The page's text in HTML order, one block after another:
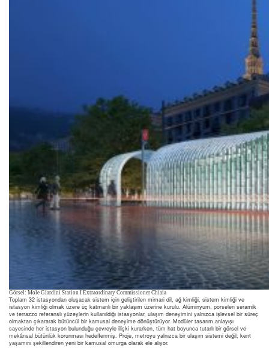
Görsel: Mole Giardini Station I Extraordinary Commissioner Chiaia
Toplam 32 istasyondan oluşacak sistem için geliştirilen mimari dil, ağ kimliği, sistem kimliği ve
istasyon kimliği olmak üzere üç katmanlı bir yaklaşım üzerine kurulu. Alüminyum, porselen seramik
ve terrazzo referanslı yüzeylerin kullanıldığı istasyonlar, ulaşım deneyimini yalnızca işlevsel bir süreç
olmaktan çıkararak bütüncül bir kamusal deneyime dönüştürüyor. Modüler tasarım anlayışı
sayesinde her istasyon bulunduğu çevreyle ilişki kurarken, tüm hat boyunca tutarlı bir görsel ve
mekânsal bütünlük korunması hedeflenmiş. Proje, metroyu yalnızca bir ulaşım sistemi değil, kent
yaşamını şekillendiren yeni bir kamusal omurga olarak ele alıyor.